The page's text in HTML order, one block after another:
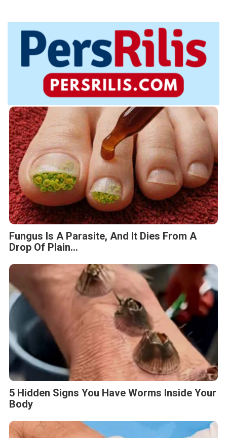
Fungus Is A Parasite, And It Dies From A
Drop Of Plain...
5 Hidden Signs You Have Worms Inside Your
Body